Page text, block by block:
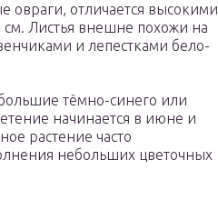
овраги, отличается высокими
см. Листья внешне похожи на
и лепестками бело-
тёмно-синего или
начинается в июне и
растение часто
небольших цветочных